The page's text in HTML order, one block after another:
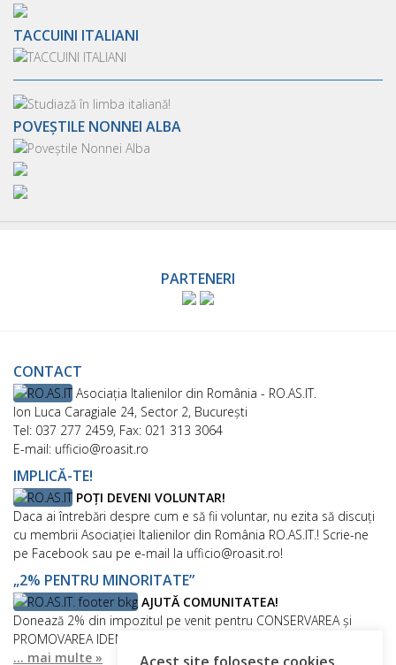
TACCUINI ITALIANI
POVEȘTILE NONNEI ALBA
PARTENERI
CONTACT
Asociaţia Italienilor din România - RO.AS.IT.
Ion Luca Caragiale 24, Sector 2, București
Tel: 037 277 2459, Fax: 021 313 3064
E-mail: ufficio@roasit.ro
IMPLICĂ-TE!
POȚI DEVENI VOLUNTAR!
Daca ai întrebări despre cum e să fii voluntar, nu ezita să discuți
cu membrii Asociației Italienilor din România RO.AS.IT.! Scrie-ne
pe Facebook sau pe e-mail la ufficio@roasit.ro!
„2% PENTRU MINORITATE”
AJUTĂ COMUNITATEA!
Donează 2% din impozitul pe venit pentru CONSERVAREA și
PROMOVAREA IDENTITĂȚII ETNIEI ITALIENE DIN ROMÂNIA!
... mai multe »